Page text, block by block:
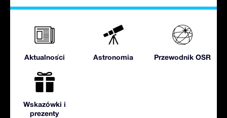
Aktualności Astronomia Przewodnik OSR
Wskazówki i
prezenty